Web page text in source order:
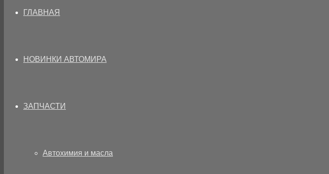
ГЛАВНАЯ
НОВИНКИ АВТОМИРА
ЗАПЧАСТИ
Автохимия и масла